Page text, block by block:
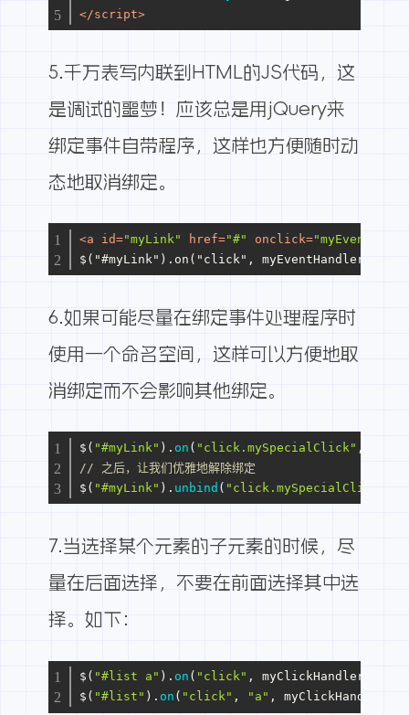
</script>
5.千万表写内联到HTML的JS代码，这
是调试的噩梦！应该总是用jQuery来
绑定事件自带程序，这样也方便随时动
态地取消绑定。
<a id="myLink" href="#" onclick=
$("#myLink").on("click", myEventHandler); //
6.如果可能尽量在绑定事件处理程序时
使用一个命名空间，这样可以方便地取
消绑定而不会影响其他绑定。
$( "#myLink" ). on ( "click.mySpecialClick" ,
// 之后，让我们优雅地解除绑定
$( "#myLink" ). unbind ( "click.mySpecialClick"
7.当选择某个元素的子元素的时候，尽
量在后面选择，不要在前面选择其中选
择。如下：
$( "#list a" ). on ( "click" , myClickHandler);
$( "#list" ). on ( "click" , "a" , myClickHandler);